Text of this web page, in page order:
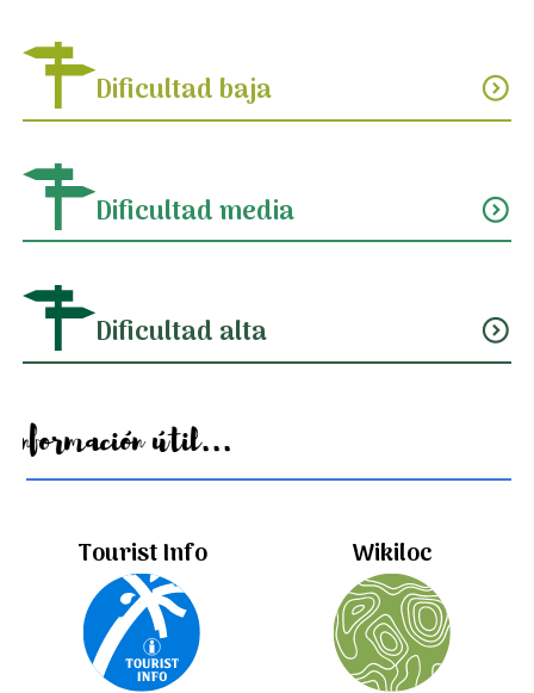
Dificultad baja expand_circle_down
Dificultad media expand_circle_down
Dificultad alta expand_circle_down
Información útil...
Tourist Info Wikiloc